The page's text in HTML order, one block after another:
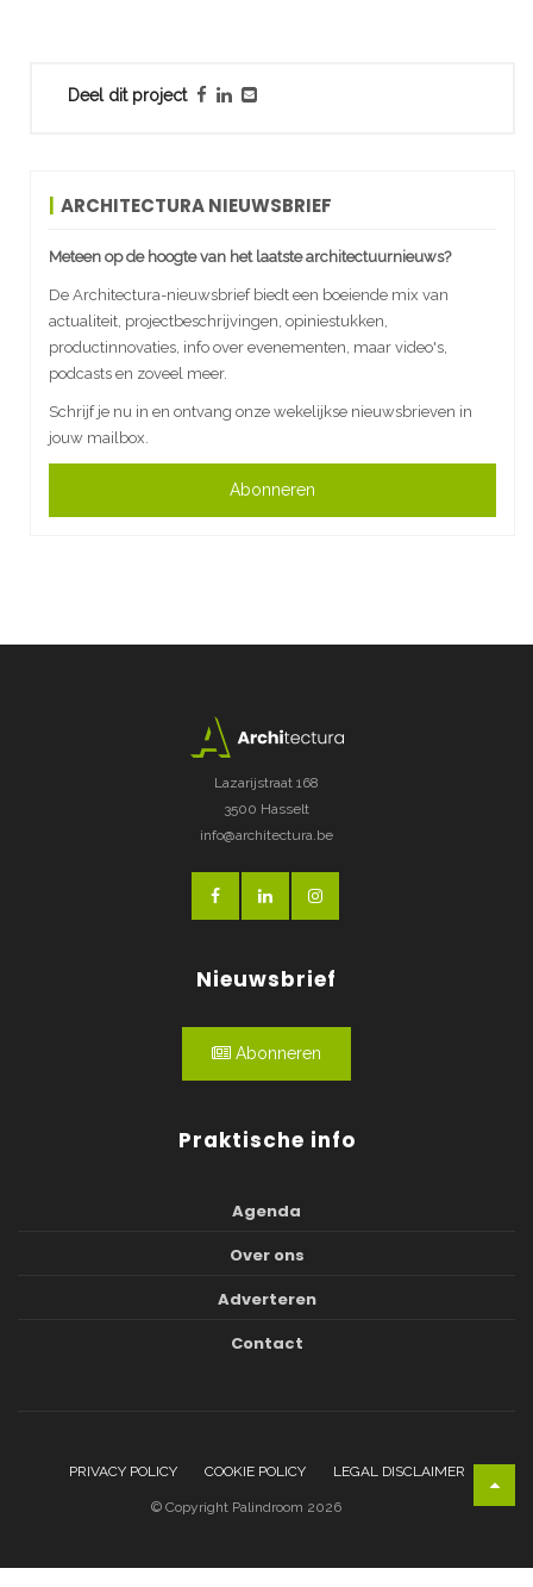
Deel dit project
ARCHITECTURA NIEUWSBRIEF
Meteen op de hoogte van het laatste architectuurnieuws?
De Architectura-nieuwsbrief biedt een boeiende mix van
actualiteit, projectbeschrijvingen, opiniestukken,
productinnovaties, info over evenementen, maar video's,
podcasts en zoveel meer.
Schrijf je nu in en ontvang onze wekelijkse nieuwsbrieven in
jouw mailbox.
Abonneren
Lazarijstraat 168
3500 Hasselt
info@architectura.be
Nieuwsbrief
Abonneren
Praktische info
Agenda
Over ons
Adverteren
Contact
PRIVACY POLICY COOKIE POLICY LEGAL DISCLAIMER
© Copyright Palindroom 2026